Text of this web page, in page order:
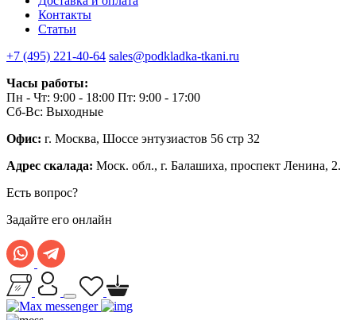
Контакты
Статьи
+7 (495) 221-40-64 sales@podkladka-tkani.ru
Часы работы:
Пн - Чт: 9:00 - 18:00 Пт: 9:00 - 17:00
Сб-Вс: Выходные
Офис: г. Москва, Шоссе энтузиастов 56 стр 32
Адрес скалада: Моск. обл., г. Балашиха, проспект Ленина, 2.
Есть вопрос?
Задайте его онлайн